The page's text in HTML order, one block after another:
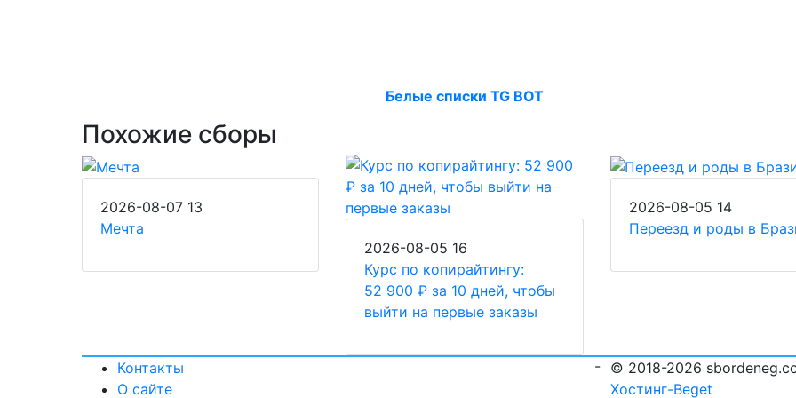
Белые списки TG BOT
Похожие сборы
2026-08-07 13
Мечта
2026-08-05 16
Курс по копирайтингу:
52 900 ₽ за 10 дней, чтобы
выйти на первые заказы
2026-08-05 14
Переезд и роды в
-
Контакты
О сайте
© 2018-2026
Хостинг-Beget